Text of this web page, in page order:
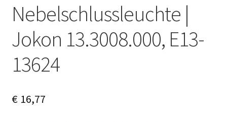
Nebelschlussleuchte |
Jokon 13.3008.000, E13-
13624
€16,77